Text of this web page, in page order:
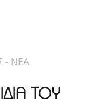
- ΝΕΑ
ΤΟΥ